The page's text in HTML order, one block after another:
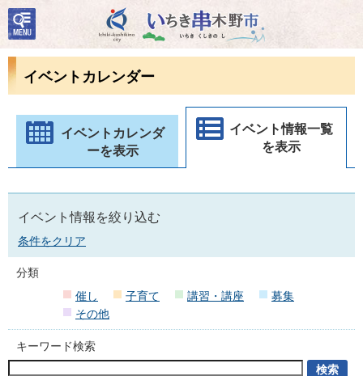
いちき串木野市
検
索・
共通
ューイベントカレンダー
イベントカレンダ
ーを表示
イベント情報一覧
を表示
イベント情報を絞り込む
条件をクリア
分類
催し
子育て 講習・講座
募集
その他
キーワード検索